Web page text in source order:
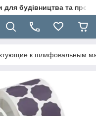
для будівництва та
к шлифовальным